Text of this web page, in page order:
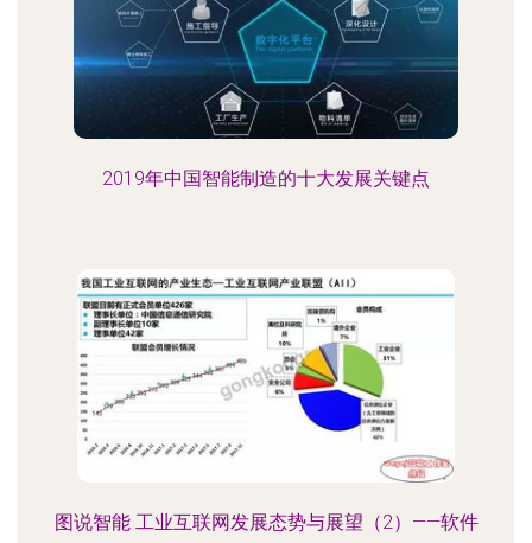
2019年中国智能制造的十大发展关键点
图说智能 工业互联网发展态势与展望（2）——软件